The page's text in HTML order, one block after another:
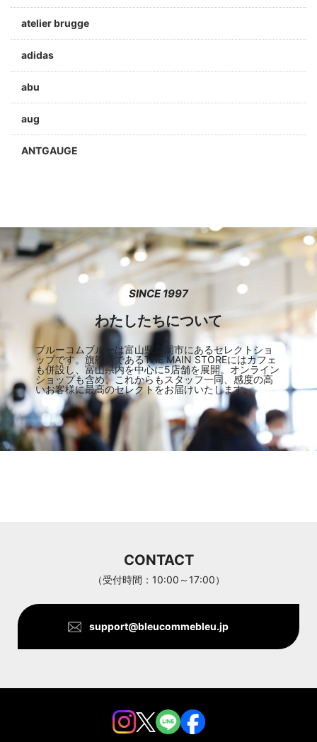
atelier brugge
adidas
abu
aug
ANTGAUGE
Aran Woollen Mills
ANTHOM
SINCE 1997
わたしたちについて
ブルーコムブルーは富山県高岡市にあるセレクトショ
ップです。旗艦店であるTHE MAIN STOREにはカフェ
も併設し、富山県内を中心に5店舗を展開。オンライン
ショップも含め、これからもスタッフ一同、感度の高
いお客様に最高のセレクトをお届けいたします。
CONTACT
（受付時間：10:00～17:00）
support@bleucommebleu.jp